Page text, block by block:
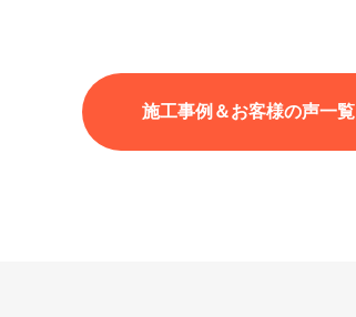
施工事例＆お客様の声一覧